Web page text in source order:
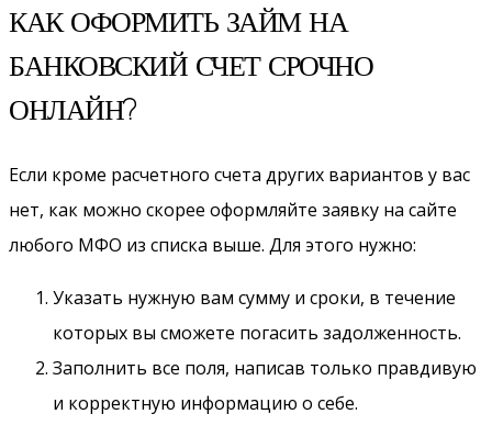
КАК ОФОРМИТЬ ЗАЙМ НА
БАНКОВСКИЙ СЧЕТ СРОЧНО
ОНЛАЙН?
Если кроме расчетного счета других вариантов у вас
нет, как можно скорее оформляйте заявку на сайте
любого МФО из списка выше. Для этого нужно:
Указать нужную вам сумму и сроки, в течение
которых вы сможете погасить задолженность.
Заполнить все поля, написав только правдивую
и корректную информацию о себе.